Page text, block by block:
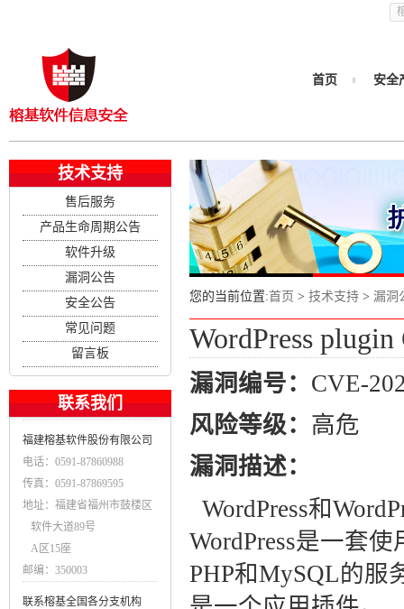
首页 安全
技术支持
售后服务
产品生命周期公告
软件升级
漏洞公告
安全公告
常见问题
留言板
联系我们
福建榕基软件股份有限公司
电话：0591-87860988
传真：0591-87869595
地址：福建省福州市鼓楼区
软件大道89号
A区15座
邮编：350003
联系榕基全国各分支机构
您的当前位置:首页 > 技术支持 > 漏洞
WordPress
漏洞编号： CVE-
风险等级： 高危
漏洞描述：
WordPress和
WordPress是一套
PHP和MySQL的服